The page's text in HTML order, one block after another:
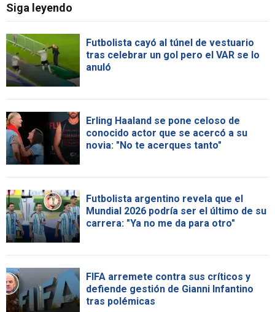
Siga leyendo
Futbolista cayó al túnel de vestuario
tras celebrar un gol pero el VAR se lo
anuló
Erling Haaland se pone celoso de
conocido actor que se acercó a su
novia: "No te acerques tanto"
Futbolista argentino revela que el
Mundial 2026 podría ser el último de su
carrera: "Ya no me da para otro"
FIFA arremete contra sus críticos y
defiende gestión de Gianni Infantino
tras polémicas